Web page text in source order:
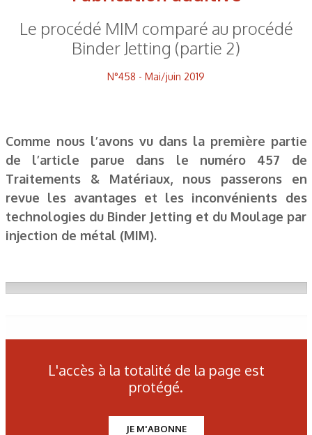
Le procédé MIM comparé au procédé
Binder Jetting (partie 2)
N°458 - Mai/juin 2019
Comme nous l’avons vu dans la première partie
de l’article parue dans le numéro 457 de
Traitements & Matériaux, nous passerons en
revue les avantages et les inconvénients des
technologies du Binder Jetting et du Moulage par
injection de métal (MIM).
L'accès à la totalité de la page est
protégé.
JE M'ABONNE